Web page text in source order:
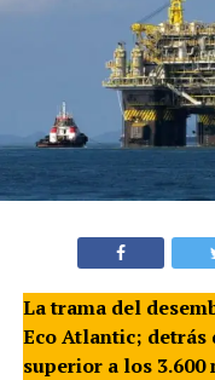
La trama del
Eco Atlantic;
superior a los